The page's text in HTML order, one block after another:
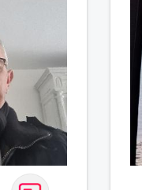
de tout
En
me
plus